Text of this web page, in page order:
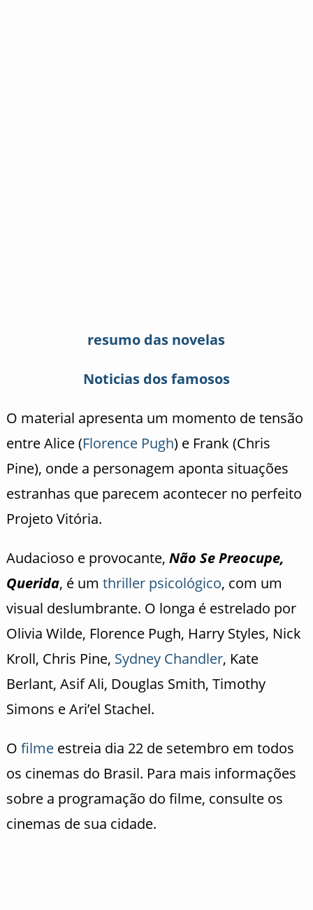
resumo das novelas
Noticias dos famosos
O material apresenta um momento de tensão
entre Alice (Florence Pugh) e Frank (Chris
Pine), onde a personagem aponta situações
estranhas que parecem acontecer no perfeito
Projeto Vitória.
Audacioso e provocante, Não Se Preocupe,
Querida, é um thriller psicológico, com um
visual deslumbrante. O longa é estrelado por
Olivia Wilde, Florence Pugh, Harry Styles, Nick
Kroll, Chris Pine, Sydney Chandler, Kate
Berlant, Asif Ali, Douglas Smith, Timothy
Simons e Ari’el Stachel.
O filmeestreia dia 22 de setembro em todos
os cinemas do Brasil. Para mais informações
sobre a programação do filme, consulte os
cinemas de sua cidade.